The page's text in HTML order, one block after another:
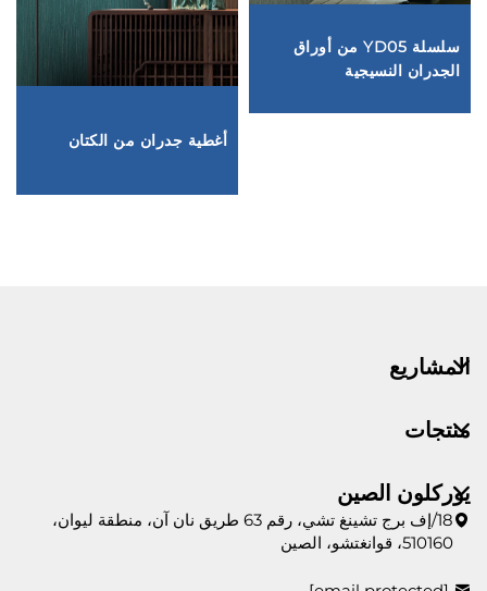
سلسلة YD05 من أوراق
الجدران النسيجية
أغطية جدران من الكتان
المشاريع
منتجات
يوركلون الصين
18/إف برج تشينغ تشي، رقم 63 طريق نان آن، منطقة ليوان،
510160، قوانغتشو، الصين